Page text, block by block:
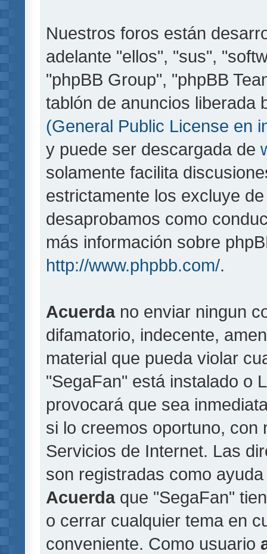
Nuestros foros están
adelante "ellos", "sus",
"phpBB Group", "phpBB
tablón de anuncios liberada
(General Public License en
y puede ser descargada de
solamente facilita
estrictamente los excluye
desaprobamos como
más información sobre
http://www.phpbb.com/.
Acuerdano enviar ningun
difamatorio, indecente,
material que pueda violar
"SegaFan" está instalado o
provocará que sea
si lo creemos oportuno, con
Servicios de Internet. Las
son registradas como
Acuerdaque "SegaFan"
o cerrar cualquier tema en
conveniente. Como usuario